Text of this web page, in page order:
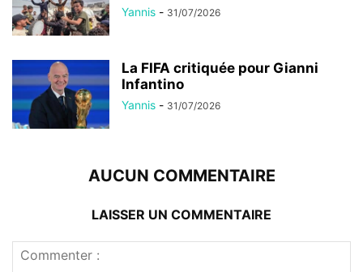
Yannis - 31/07/2026
La FIFA critiquée pour Gianni
Infantino
Yannis - 31/07/2026
AUCUN COMMENTAIRE
LAISSER UN COMMENTAIRE